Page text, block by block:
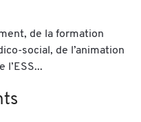
de la formation
social, de l’animation
l’ESS...